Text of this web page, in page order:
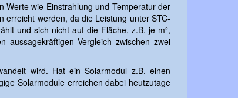
Werte wie Einstrahlung und Temperatur der
erreicht werden, da die Leistung unter STC-
und sich nicht auf die Fläche, z.B. je m²,
Vergleich zwischen zwei
wird. Hat ein Solarmodul z.B. einen
Solarmodule erreichen dabei heutzutage